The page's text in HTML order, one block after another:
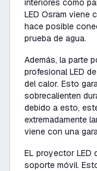
interiores como
LED Osram viene
hace posible
prueba de agua.
Además, la parte
profesional LED
del calor. Esto
sobrecalienten
debido a esto,
extremadamente
viene con una
EL proyector LED
soporte móvil.